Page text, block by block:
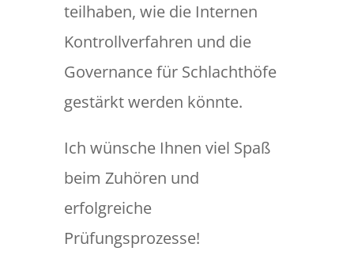
teilhaben, wie die Internen
Kontrollverfahren und die
Governance für Schlachthöfe
gestärkt werden könnte.
Ich wünsche Ihnen viel Spaß
beim Zuhören und
erfolgreiche
Prüfungsprozesse!